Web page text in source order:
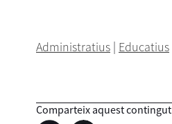
Administratius | Educatius
Comparteix aquest contingut